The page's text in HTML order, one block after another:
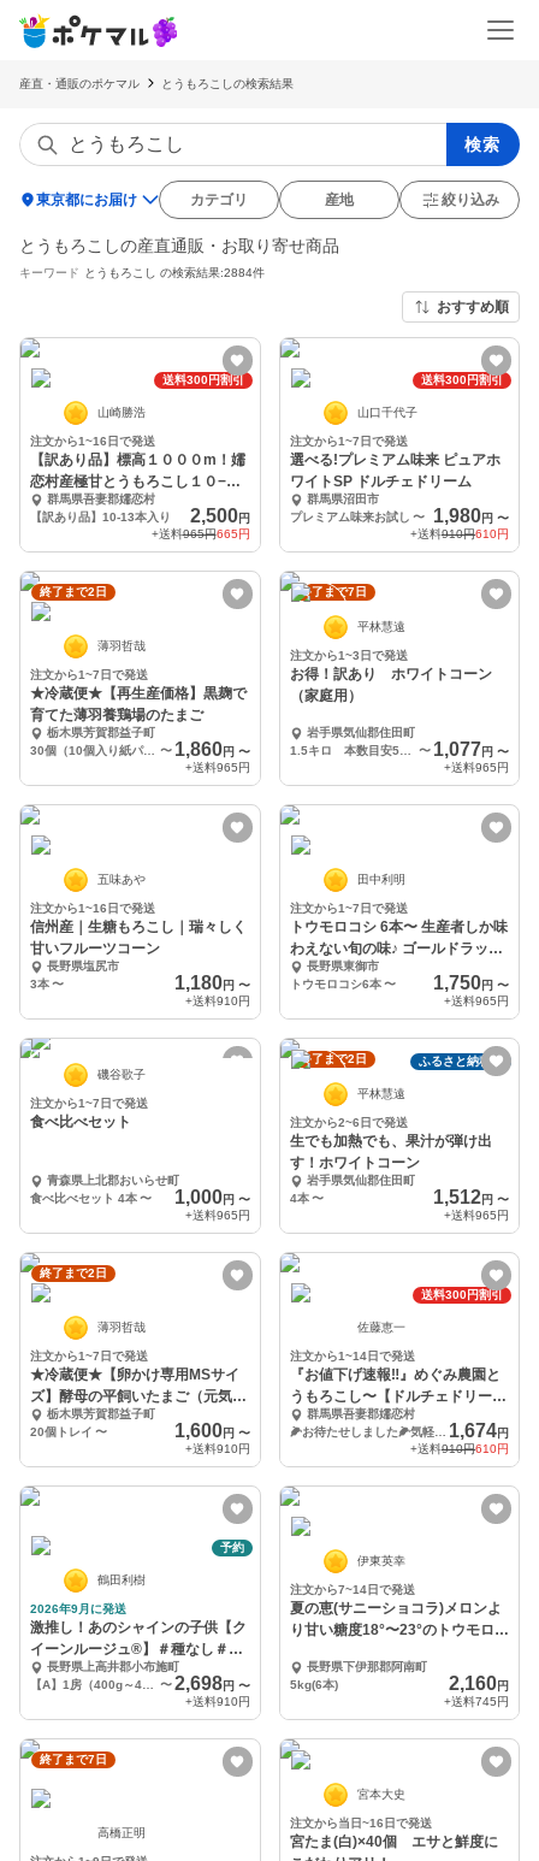
産直・通販のポケマル とうもろこしの検索結果
検索
location_on東京都にお届け カテゴリ 産地 絞り込み
とうもろこしの産直通販・お取り寄せ商品
キーワード とうもろこし の検索結果:2884件
おすすめ順
送料300円割引
山崎勝浩
注文から1~16日で発送
【訳あり品】標高１０００m！嬬
恋村産極甘とうもろこし１０−１3
本 群馬県吾妻郡嬬恋村
【訳あり品】10-13本入り
2,500円
+送料965円665円
送料300円割引
山口千代子
注文から1~7日で発送
選べる!プレミアム味来 ピュアホ
ワイトSP ドルチェドリーム
群馬県沼田市
プレミアム味来お試し 〜 1,980円 〜
+送料910円610円
終了まで2日
薄羽哲哉
注文から1~7日で発送
★冷蔵便★【再生産価格】黒麹で
育てた薄羽養鶏場のたまご
栃木県芳賀郡益子町
30個（10個入り紙パック3つ）
〜 1,860円 〜
+送料965円
終了まで7日
平林慧遠
注文から1~3日で発送
お得！訳あり ホワイトコーン
（家庭用）
岩手県気仙郡住田町
1.5キロ 本数目安5本から6本
〜 1,077円 〜
+送料965円
五味あや
注文から1~16日で発送
信州産｜生糖もろこし｜瑞々しく
甘いフルーツコーン
長野県塩尻市
3本〜 1,180円 〜
+送料910円
田中利明
注文から1~7日で発送
トウモロコシ 6本〜 生産者しか味
わえない旬の味♪ ゴールドラッシ
ュ 長野県東御市
トウモロコシ6本 〜 1,750円 〜
+送料965円
磯谷歌子
注文から1~7日で発送
食べ比べセット
青森県上北郡おいらせ町
食べ比べセット 4本〜 1,000円 〜
+送料965円
終了まで2日 ふるさと納税可
平林慧遠
注文から2~6日で発送
生でも加熱でも、果汁が弾け出
す！ホワイトコーン
岩手県気仙郡住田町
4本 〜 1,512円 〜
+送料965円
終了まで2日
薄羽哲哉
注文から1~7日で発送
★冷蔵便★【卵かけ専用MSサイ
ズ】酵母の平飼いたまご（元気た
まご）
栃木県芳賀郡益子町
20個トレイ 〜 1,600円 〜
+送料910円
送料300円割引
佐藤恵一
注文から1~14日で発送
『お値下げ速報‼️』めぐみ農園と
うもろこし〜【ドルチェドリー
ム】４本入
群馬県吾妻郡嬬恋村
🌽お待たせしました🌽気軽におためし４本入
1,674円
+送料910円610円
予約
鶴田利樹
2026年9月に発送
激推し！あのシャインの子供【ク
イーンルージュ®️】＃種なし＃皮
ごと食べれる！
長野県上高井郡小布施町
〜 2,698円 〜
+送料910円
伊東英幸
注文から7~14日で発送
夏の恵(サニーショコラ)メロンよ
り甘い糖度18°〜23°のトウモロコ
長野県下伊那郡阿南町
5kg(6本)
2,160円
+送料745円
終了まで7日
高橋正明
宮本大史
注文から当日~16日で発送
宮たま(白)×40個 エサと鮮度に